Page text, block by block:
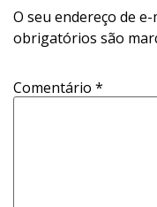
O seu endereço de
obrigatórios são
Comentário *